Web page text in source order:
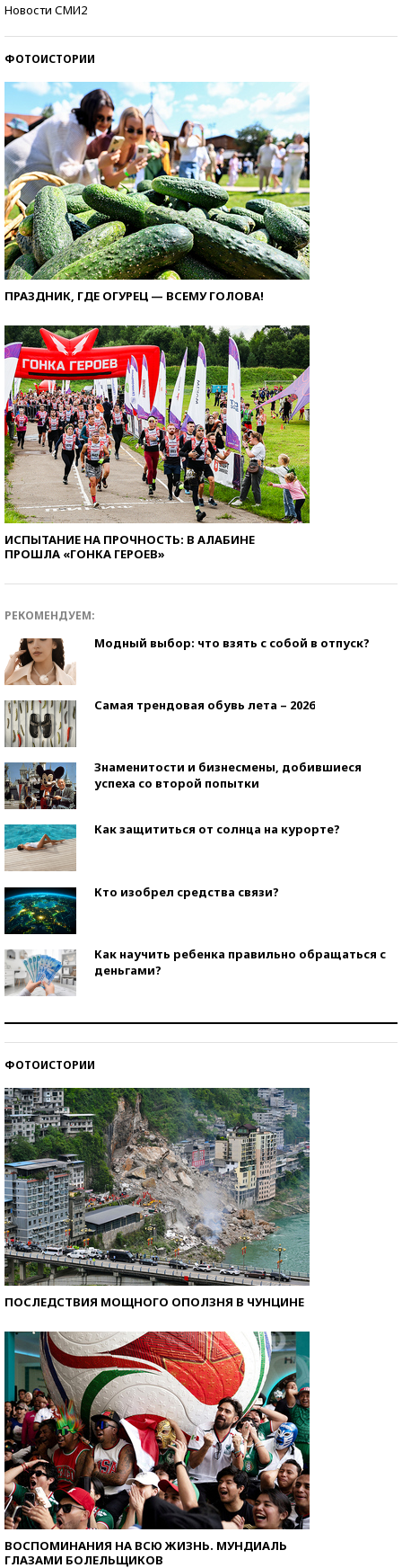
Новости СМИ2
ФОТОИСТОРИИ
ПРАЗДНИК, ГДЕ ОГУРЕЦ — ВСЕМУ ГОЛОВА!
ИСПЫТАНИЕ НА ПРОЧНОСТЬ: В АЛАБИНЕ
ПРОШЛА «ГОНКА ГЕРОЕВ»
РЕКОМЕНДУЕМ:
Модный выбор: что взять с собой в отпуск?
Самая трендовая обувь лета – 2026
Знаменитости и бизнесмены, добившиеся
успеха со второй попытки
Как защититься от солнца на курорте?
Кто изобрел средства связи?
Как научить ребенка правильно обращаться с
деньгами?
ФОТОИСТОРИИ
ПОСЛЕДСТВИЯ МОЩНОГО ОПОЛЗНЯ В ЧУНЦИНЕ
ВОСПОМИНАНИЯ НА ВСЮ ЖИЗНЬ. МУНДИАЛЬ
ГЛАЗАМИ БОЛЕЛЬЩИКОВ